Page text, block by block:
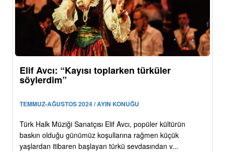
Elif Avcı: “Kayısı toplarken türküler
söylerdim”
TEMMUZ-AĞUSTOS 2024 / AYIN KONUĞU
Türk Halk Müziği Sanatçısı Elif Avcı, popüler kültürün
baskın olduğu günümüz koşullarına rağmen küçük
yaşlardan itibaren başlayan türkü sevdasından v...